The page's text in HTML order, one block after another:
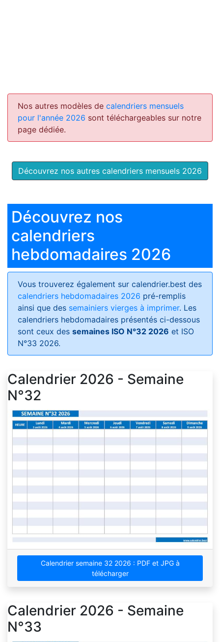
Nos autres modèles de calendriers mensuels
pour l'année 2026 sont téléchargeables sur notre
page dédiée.
Découvrez nos autres calendriers mensuels 2026
Découvrez nos
calendriers
hebdomadaires 2026
Vous trouverez également sur calendrier.best des
calendriers hebdomadaires 2026 pré-remplis
ainsi que des semainiers vierges à imprimer. Les
calendriers hebdomadaires présentés ci-dessous
sont ceux des semaines ISO N°32 2026 et ISO
N°33 2026.
Calendrier 2026 - Semaine
N°32
Calendrier semaine 32 2026 : PDF et JPG à
télécharger
Calendrier 2026 - Semaine
N°33